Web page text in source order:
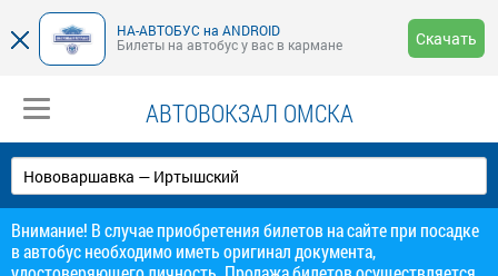
НА-АВТОБУС на ANDROID
Билеты на автобус у вас в кармане
Скачать
АВТОВОКЗАЛ ОМСКА
Внимание! В случае приобретения билетов на сайте при посадке
в автобус необходимо иметь оригинал документа,